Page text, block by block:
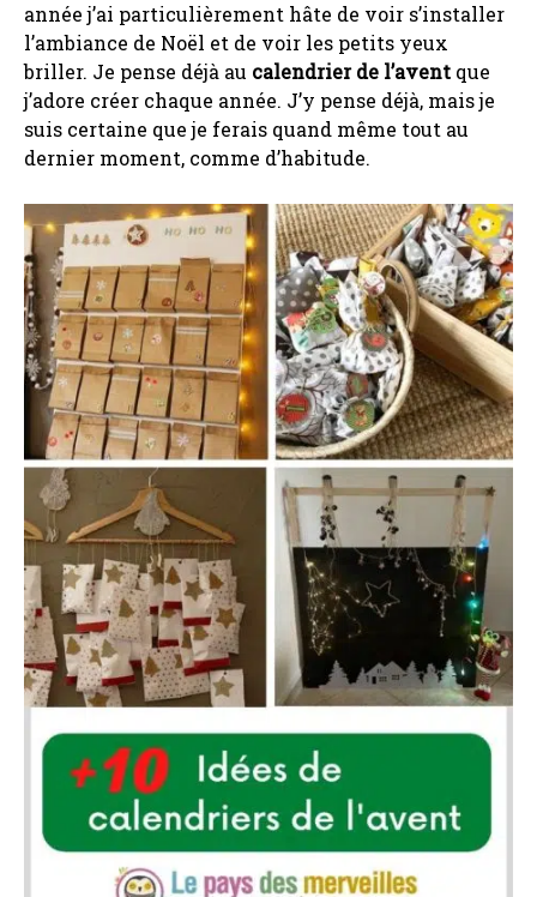
année j’ai particulièrement hâte de voir s’installer
l’ambiance de Noël et de voir les petits yeux
briller. Je pense déjà au calendrier de l’avent que
j’adore créer chaque année. J’y pense déjà, mais je
suis certaine que je ferais quand même tout au
dernier moment, comme d’habitude.